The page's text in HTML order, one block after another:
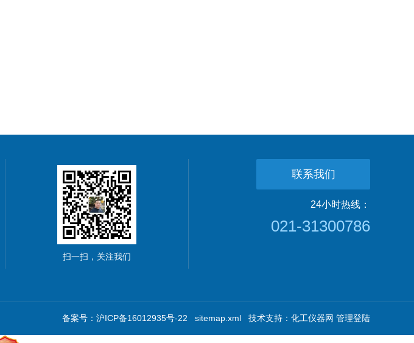
扫一扫，关注我们
联系我们
24小时热线：
021-31300786
备案号：沪ICP备16012935号-22 sitemap.xml 技术支持： 化工仪器网 管理登陆